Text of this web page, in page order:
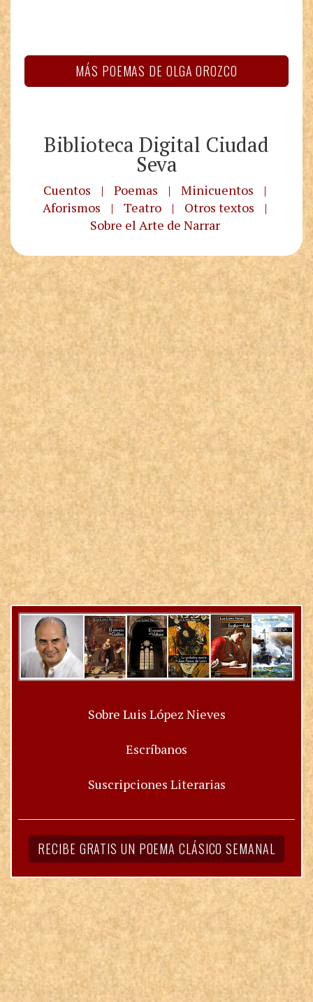
MÁS POEMAS DE OLGA OROZCO
Biblioteca Digital Ciudad
Seva
Cuentos | Poemas | Minicuentos
|
Aforismos
| Teatro | Otros textos
|
Sobre el Arte de Narrar
Sobre Luis López Nieves
Escríbanos
Suscripciones Literarias
RECIBE GRATIS UN POEMA CLÁSICO SEMANAL